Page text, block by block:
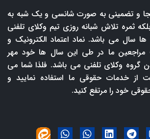
و تضمینی به صورت شانسی و یک شبه به
ثمره تلاش شبانه روزی تیم وکلای تلفنی
در طی بیش از 10 ها سال می باشد. نماد اعتماد الکترونیک و
مراجعین ما در طی این سال ها خود مهر
گروه وکلای تلفنی می باشد. فلذا شما می
از خدمات حقوقی ما استفاده نمایید و
خود را مرتفع کنید.